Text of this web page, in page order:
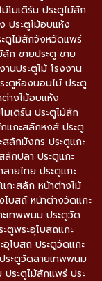
โมเดิร์น ประตูไม้สัก
ประตูไม้อบแห้ง
ตูไม้สักจังหวัดแพร่
สัก ขายประตู ขาย
นประตูไม้ โรงงาน
ะตูห้องนอนไม้ ประตู
างไม้อบแห้ง
มเดิร์น ประตูไม้สัก
แกะสลักหงส์ ประตู
ลักมังกร ประตูแกะ
กปลา ประตูแกะ
ายไทย ประตูแกะ
กะสลัก หน้าต่างไม้
บสถ์ หน้าต่างวัดแกะ
เทพพนม ประตูวัด
ตูพระอุโบสถแกะ
โบสถ ประตูวัดแกะ
ระตูวัดลายเทพพนม
ระตูไม้สักแพร่ ประ